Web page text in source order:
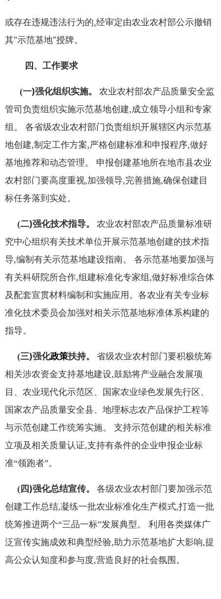
或存在违规违法行为的,经审定由农业农村部公示撤销
其“示范基地”授牌。
四 、 工作要求
(一)强化组织实施。 农业农村部农产品质量安全监
管司负责组织实施示范基地创建,成立领导小组和专家
组 。 各省级农业农村部门负责组织开展辖区内示范基
地创建,制定工作方案,严格创建标准和申报程序,做好
基地推荐和动态管理。 申报创建基地所在地市县农业
农村部门要高度重视,加强领导,完善措施,确保创建目
标任务落到实处。
(二)强化技术指导。
农业农村部农产品质量标准研
究中心组织有关技术单位开展示范基地创建的技术指
导,编制有关示范基地建设指南。 各示范基地要加强与
有关科研院所合作,组建标准化专家组 ,做好标准综合体
及配套宣贯材料编制和实施应用 。 各农业有关专业标
准化技术委员会加强对相关示范基地标准体系构建的
指导。
(三)强化政策扶持。
省级农业农村部门要积极统筹
相关涉农资金支持基地建设,鼓励将产业融合发展项
目 、 农业现代化示范区 、 国家农业绿色发展先行区 、
国家农产品质量安全县、 地理标志农产品保护工程等
与示范创建工作统筹实施。 支持示范创建的相关标准
立项及相关质量认证,支持有条件的企业申报企业标
准“领跑者”。
( 四)强化总结宣传。
各级农业农村部门要加强示范
创建工作总结,凝练一批农业标准化生产模式,打造一批
统筹推进两个“三品一标”发展典型。 利用各类媒体广
泛宣传实施成效和典型经验,助力示范基地扩大影响,提
高公众认知度和参与度,营造良好的社会氛围 。